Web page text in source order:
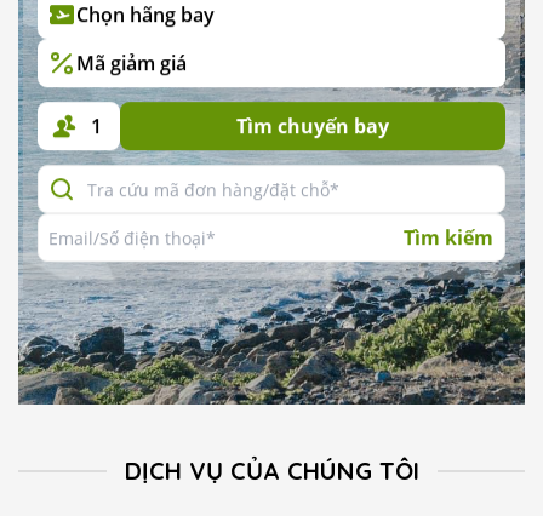
Chọn hãng bay
Mã giảm giá
1 Tìm chuyến bay
Tìm kiếm
DỊCH VỤ CỦA CHÚNG TÔI